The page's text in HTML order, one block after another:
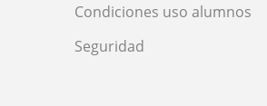
Condiciones uso alumnos
Seguridad